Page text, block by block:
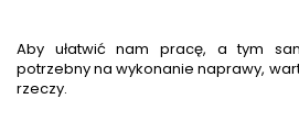
Aby ułatwić nam pracę, a tym
potrzebny na wykonanie naprawy,
rzeczy.